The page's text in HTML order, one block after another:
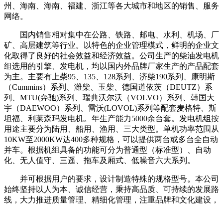
州、海南、海南、福建、浙江等各大城市和地区的销售、服务
网络。
国内销售相对集中在公路、铁路、邮电、水利、机场、厂
矿、高层建筑等行业。以特色的企业管理模式，鲜明的企业文
化取得了良好的社会效益和经济效益。公司生产的柴油发电机
组选用的引擎、发电机，均以国内外品牌厂家生产的产品配套
为主。主要有上柴95、135、128系列、济柴190系列、康明斯
（Cummins）系列、潍柴、玉柴、德国道依茨（DEUTZ）系
列、MTU(奔驰)系列、瑞典沃尔沃（VOLVO）系列、韩国大
宇（DAEWOO）系列、雷沃(LOVOL)系列等配套麦格特、斯
坦福、利莱森玛发电机。年生产能力5000余台套。发电机组按
用途主要分为陆用、船用、渔用、三大类型。单机功率范围从
10KW至2000KW达400多种规格，可以提供两台或多台全自动
并车。根据机组具备的功能可分为普通型（标准型）、自动
化、无人值守、三遥、拖车及厢式、低噪音六大系列。
并可根据用户的要求，设计制造特殊的规格型号。本公司
始终坚持以人为本、诚信经营，秉持高品质、可持续的发展路
线，大力推进质量管理、精细化管理，注重品牌和文化建设，